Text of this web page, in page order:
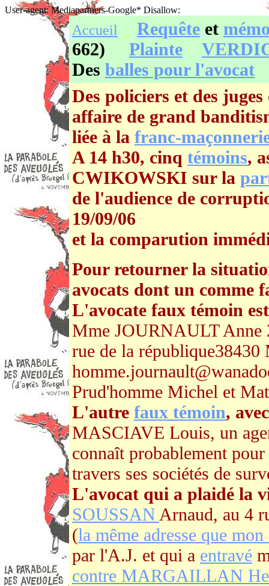
User-agent: Mediapartners-Google* Disallow:
Accueil Requête et
662) Plainte
Des balles pour l'avocat
Des policiers et des
affaire de grand
liée à la franc-
A 14 h30, cinq témoins,
CWIKOWSKI sur la
de l'audience de
19/09/06
et la comparution
Pour retourner la
avocats dont un comme
L'avocate faux témoin
Mme JOURNAULT Anne
rue de la
Prud'homme Michel et
L'autre faux témoin,
MASCIAVE Louis, un
connaît probablement
travers ses sociétés de
L'avocat qui a plaidé la
SOUSSAN Arnaud, au 4
(la même adresse que
par l'A.J. et qui a entravé
contre MARGAILLAN